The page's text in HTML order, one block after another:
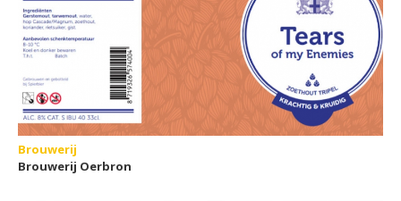
Brouwerij
Brouwerij Oerbron